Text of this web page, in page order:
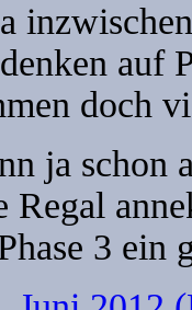
auf
doch
ja schon
Regal
3 ein